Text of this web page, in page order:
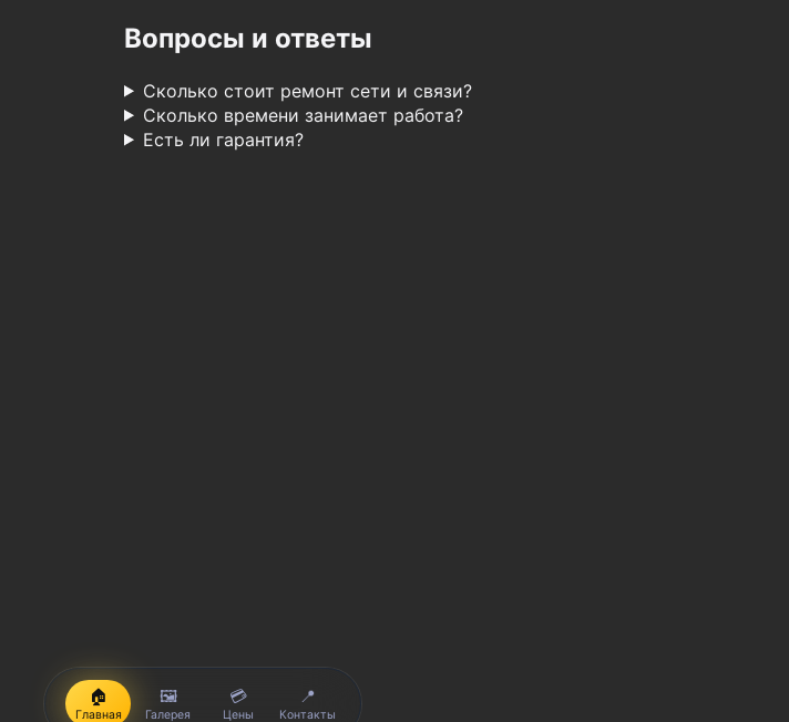
Вопросы и ответы
Сколько стоит ремонт сети и связи?
Сколько времени занимает работа?
Есть ли гарантия?
🏠
Главная
🖼️
Галерея
💳
Цены
📍
Контакты